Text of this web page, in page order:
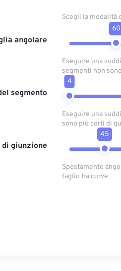
Scegli la modalità
angolare
60
Eseguire una
segmenti non
segmento
4
Eseguire una
sono più corti di
di giunzione
45
Spostamento
taglio tra curve